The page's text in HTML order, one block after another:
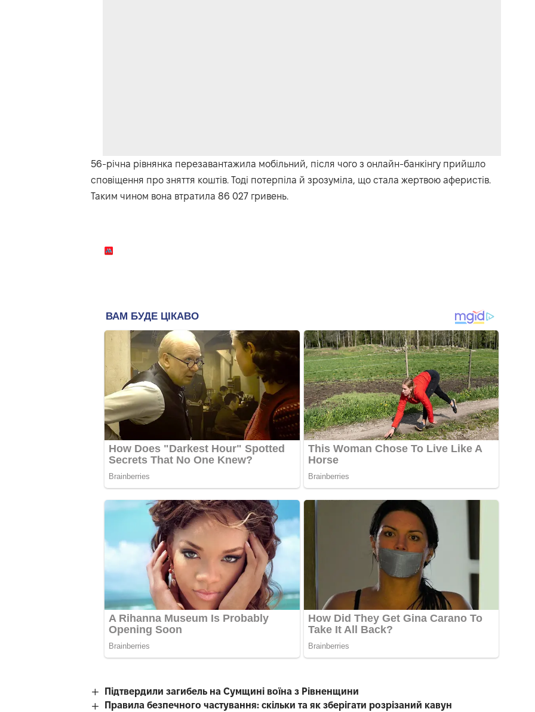
56-річна рівнянка перезавантажила мобільний, після чого з онлайн-банкінгу прийшло
сповіщення про зняття коштів. Тоді потерпіла й зрозуміла, що стала жертвою аферистів.
Таким чином вона втратила 86 027 гривень.
Підтвердили загибель на Сумщині воїна з Рівненщини
Правила безпечного частування: скільки та як зберігати розрізаний кавун